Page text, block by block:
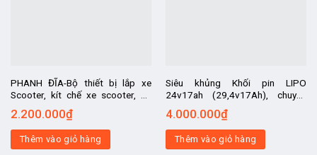
PHANH ĐĨA-Bộ thiết bị lắp xe
Scooter, kít chế xe scooter, kit
chế xe lăn điện, kit chế xe điện
chở hàng, chế xe đạp điện
2.200.000₫
Thêm vào giỏ hàng
Siêu khủng Khối pin LIPO
24v17ah (29,4v17Ah), chuyên
dùng cho xe đạp điện, xe điện
24v các loại
4.000.000₫
Thêm vào giỏ hàng